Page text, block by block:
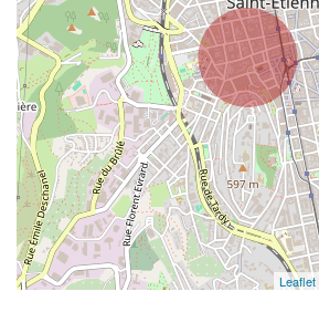
Leaflet